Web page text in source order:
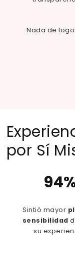
Nada de
por Sí
Sintió mayor
sensibilidad
su